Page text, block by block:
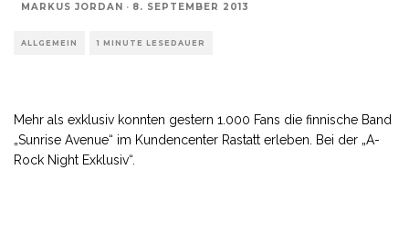
MARKUS JORDAN · 8. SEPTEMBER 2013
ALLGEMEIN 1 MINUTE LESEDAUER
Mehr als exklusiv konnten gestern 1.000 Fans die finnische Band
„Sunrise Avenue“ im Kundencenter Rastatt erleben. Bei der „A-
Rock Night Exklusiv“.